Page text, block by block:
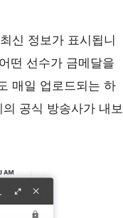
신 정보가 표시됩니
떤 선수가 금메달을
매일 업로드되는 하
공식 방송사가 내보